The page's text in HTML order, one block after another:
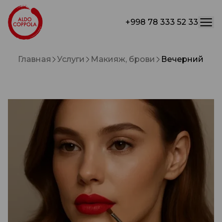
+998 78 333 52 33
Главная Услуги Макияж, брови Вечерний